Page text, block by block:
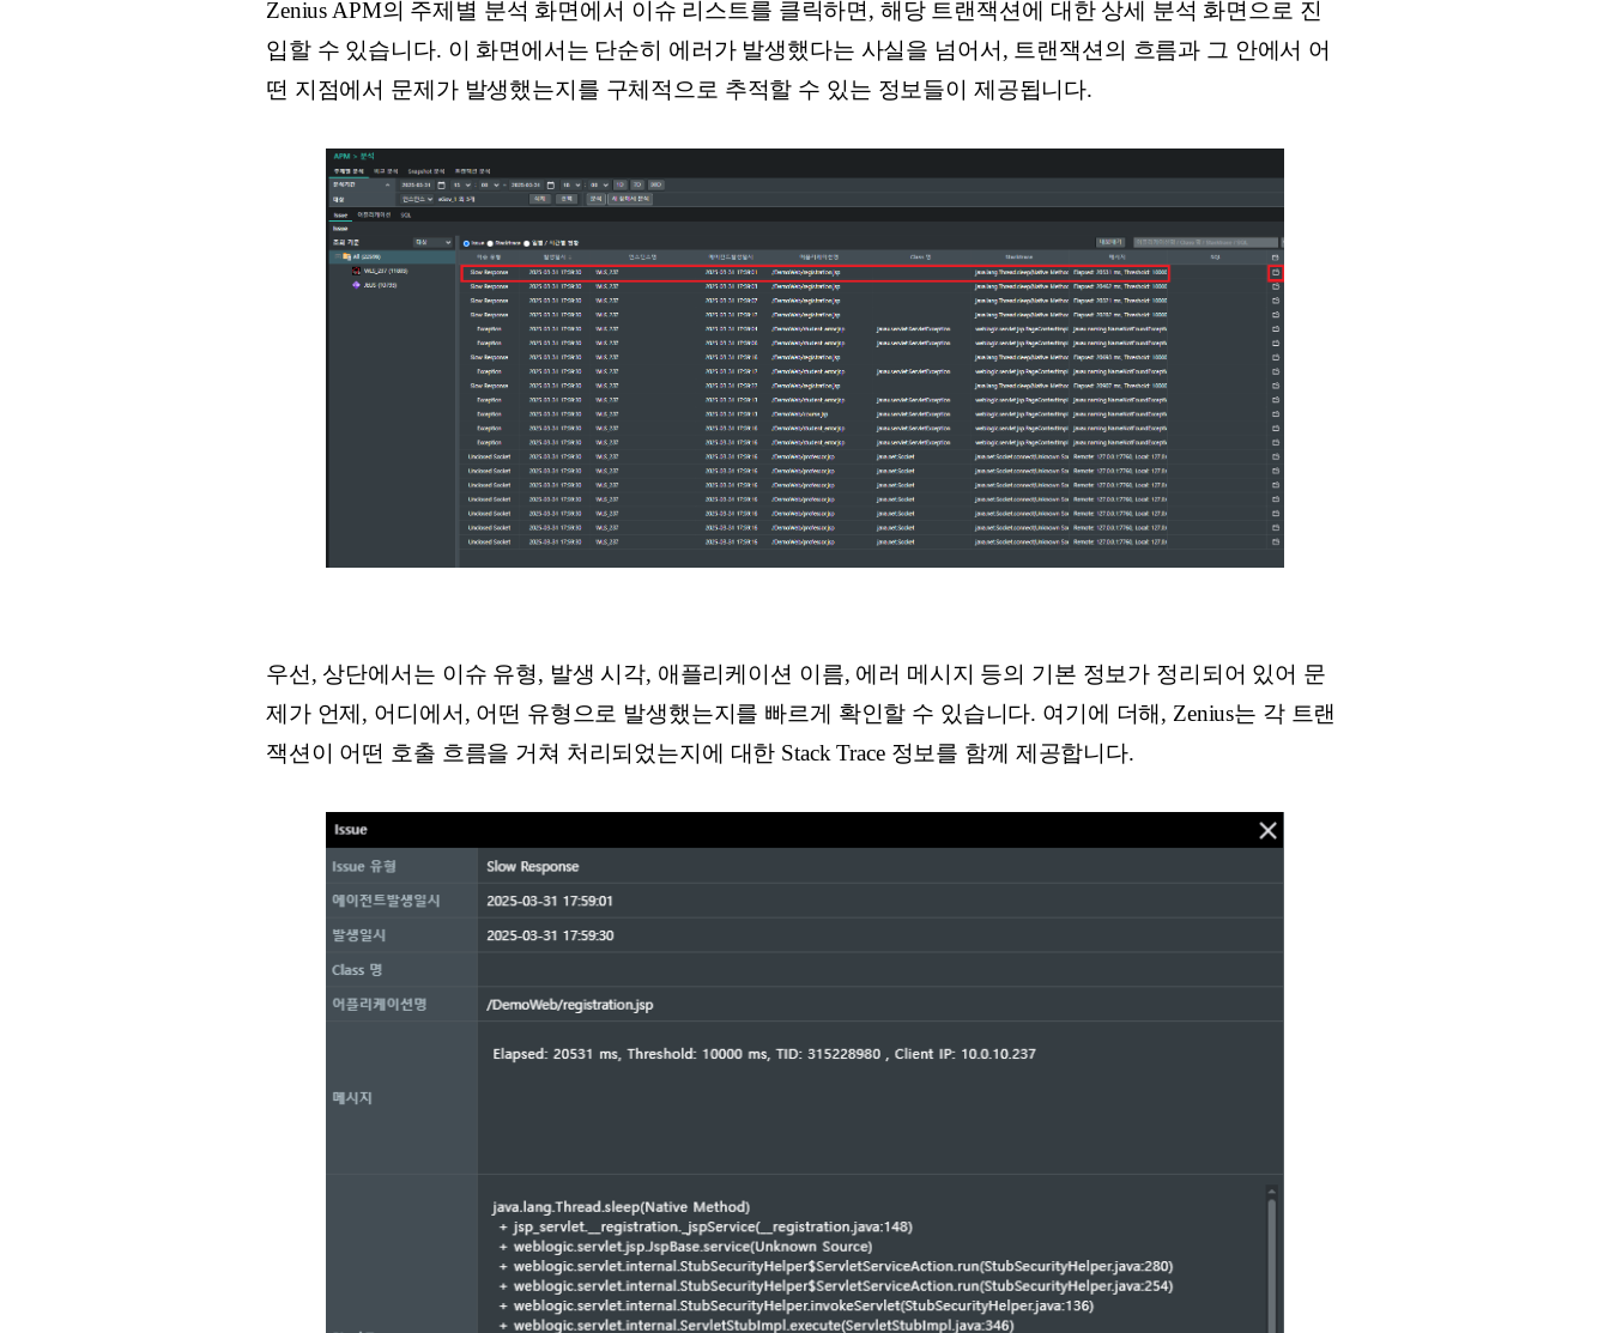
Zenius APM의 주제별 분석 화면에서 이슈 리스트를 클릭하면, 해당 트랜잭션에 대한 상세 분석 화면으로 진
입할 수 있습니다. 이 화면에서는 단순히 에러가 발생했다는 사실을 넘어서, 트랜잭션의 흐름과 그 안에서 어
떤 지점에서 문제가 발생했는지를 구체적으로 추적할 수 있는 정보들이 제공됩니다.
우선, 상단에서는 이슈 유형, 발생 시각, 애플리케이션 이름, 에러 메시지 등의 기본 정보가 정리되어 있어 문
제가 언제, 어디에서, 어떤 유형으로 발생했는지를 빠르게 확인할 수 있습니다. 여기에 더해, Zenius는 각 트랜
잭션이 어떤 호출 흐름을 거쳐 처리되었는지에 대한 Stack Trace 정보를 함께 제공합니다.